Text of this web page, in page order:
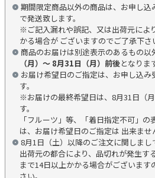
期間限定商品以外の商品は、お申し込
で発送致します。
※ご記入漏れや誤記、又は出荷元によ
かる場合が ございますのでご了承下さ
商品のお届けは別途表示のあるもの以
（月）～ 8月31日（月）前後となりま
お届け希望日のご指定は、お申し込
す。
※お届けの最終希望日は、8月31日（
す。
「フルーツ」等、「着日指定不可」
は、お届け希望日のご指定は 出来ませ
8月1日（土）以降のご注文に関しまし
出荷元の都合により、品切れが発生す
まで14日以上かかる場合がございま